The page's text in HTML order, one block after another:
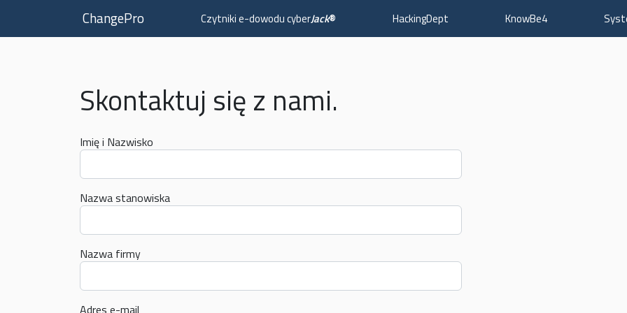
ChangePro Czytniki e-dowodu cyberJack® HackingDept KnowBe4
Skontaktuj się z nami.
Imię i Nazwisko
Nazwa stanowiska
Nazwa firmy
Adres e-mail